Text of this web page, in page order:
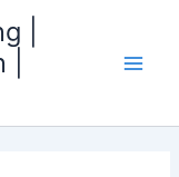
|